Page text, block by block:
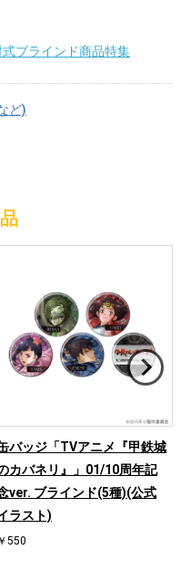
式ブラインド商品特集
ど)
バッジ「TVアニメ『甲鉄城
カバネリ』」01/10周年記
ver. ブラインド(5種)(公式
ラスト)
￥550